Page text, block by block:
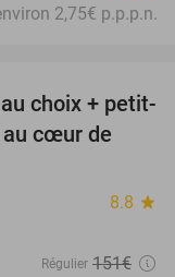
2,75€ p.p.p.n.
50%
choix + petit-
au cœur de
8.8 star
Régulier 151€